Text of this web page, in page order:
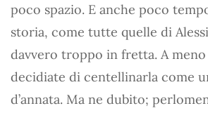
poco spazio. E anche poco
storia, come tutte quelle di
davvero troppo in fretta. A
decidiate di centellinarla come
d’annata. Ma ne dubito;